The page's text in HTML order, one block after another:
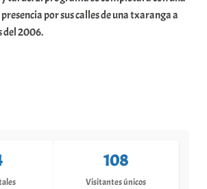
por sus calles de una txaranga a
del 2006.
108
Visitantes únicos